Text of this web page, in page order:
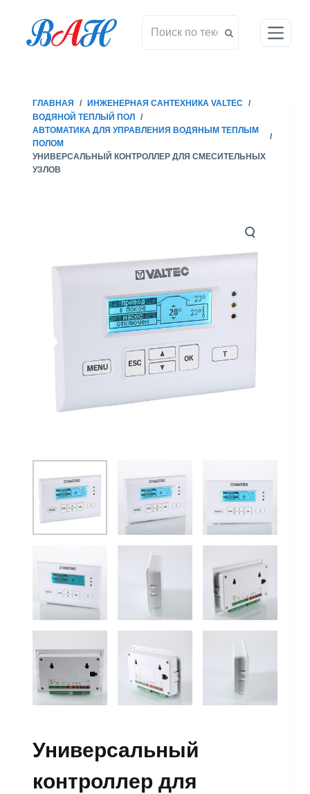
ГЛАВНАЯ / ИНЖЕНЕРНАЯ САНТЕХНИКА VALTEC /
ВОДЯНОЙ ТЕПЛЫЙ ПОЛ /
АВТОМАТИКА ДЛЯ УПРАВЛЕНИЯ ВОДЯНЫМ ТЕПЛЫМ
ПОЛОМ
/
УНИВЕРСАЛЬНЫЙ КОНТРОЛЛЕР ДЛЯ СМЕСИТЕЛЬНЫХ
УЗЛОВ
Универсальный
контроллер для